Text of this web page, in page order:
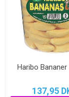
Haribo Bananer
137,95